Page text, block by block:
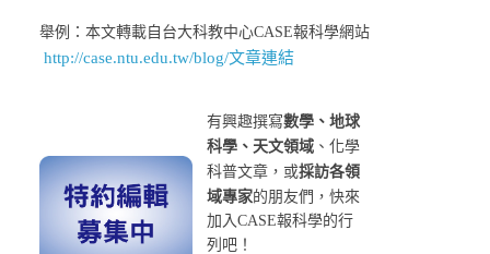
舉例：本文轉載自台大科教中心CASE報科學網站
http://case.ntu.edu.tw/blog/文章連結
有興趣撰寫數學、地球
科學、天文領域 、化學
科普文章，或採訪各領
域專家的朋友們，快來
加入CASE報科學的行
列吧！